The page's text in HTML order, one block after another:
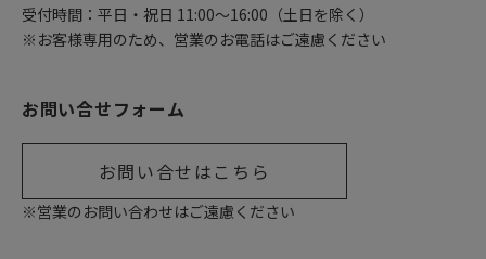
受付時間：平日・祝日 11:00〜16:00（土日を除く）
※お客様専用のため、営業のお電話はご遠慮ください
お問い合せフォーム
お問い合せはこちら
※営業のお問い合わせはご遠慮ください